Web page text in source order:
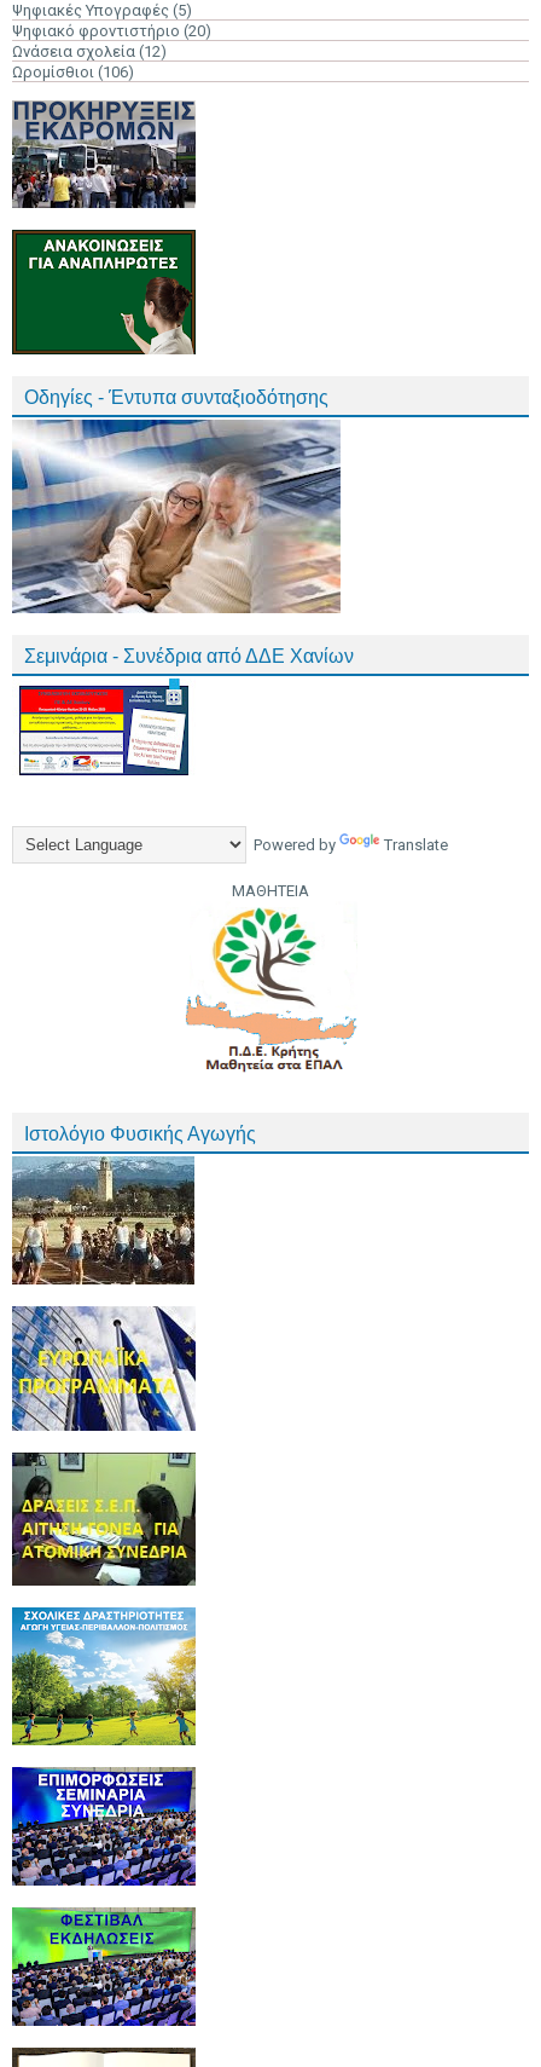
Ψηφιακές Υπογραφές (5)
Ψηφιακό φροντιστήριο (20)
Ωνάσεια σχολεία (12)
Ωρομίσθιοι (106)
Οδηγίες - Έντυπα συνταξιοδότησης
Σεμινάρια - Συνέδρια από ΔΔΕ Χανίων
Powered by Translate
ΜΑΘΗΤΕΙΑ
Ιστολόγιο Φυσικής Αγωγής